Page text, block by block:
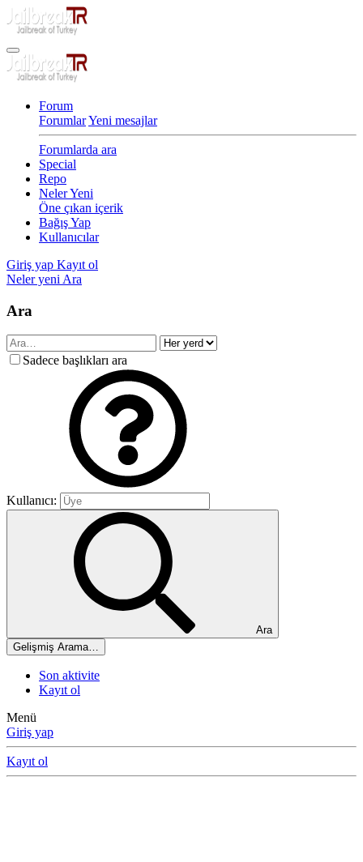
Forum
ForumlarYeni mesajlar
Forumlarda ara
Special
Repo
Neler Yeni
Öne çıkan içerik
Bağış Yap
Kullanıcılar
Giriş yap Kayıt ol
Neler yeni Ara
Ara
Sadece başlıkları ara
Kullanıcı:
Ara
Gelişmiş Arama…
Son aktivite
Kayıt ol
Menü
Giriş yap
Kayıt ol